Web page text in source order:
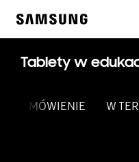
Tablety w
OMÓWIENIE W